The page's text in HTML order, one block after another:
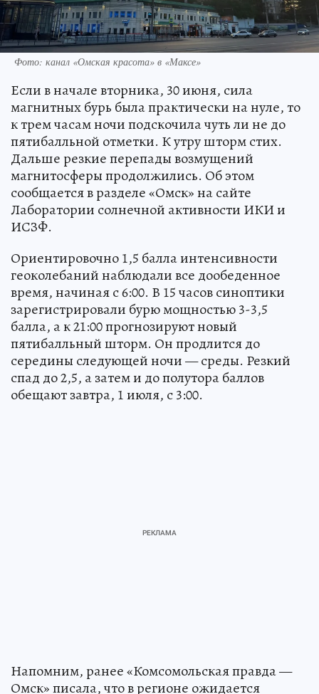
Фото: канал «Омская красота» в «Максе»
Если в начале вторника, 30 июня, сила
магнитных бурь была практически на нуле, то
к трем часам ночи подскочила чуть ли не до
пятибалльной отметки. К утру шторм стих.
Дальше резкие перепады возмущений
магнитосферы продолжились. Об этом
сообщается в разделе «Омск» на сайте
Лаборатории солнечной активности ИКИ и
ИСЗФ.
Ориентировочно 1,5 балла интенсивности
геоколебаний наблюдали все дообеденное
время, начиная с 6:00. В 15 часов синоптики
зарегистрировали бурю мощностью 3-3,5
балла, а к 21:00 прогнозируют новый
пятибалльный шторм. Он продлится до
середины следующей ночи — среды. Резкий
спад до 2,5, а затем и до полутора баллов
обещают завтра, 1 июля, с 3:00.
Напомним, ранее «Комсомольская правда —
Омск» писала, что в регионе ожидается